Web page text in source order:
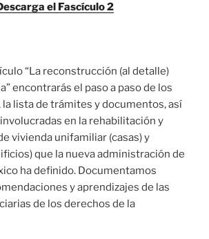
el Fascículo 2
“La reconstrucción (al detalle)
encontrarás el paso a paso de los
lista de trámites y documentos, así
en la rehabilitación y
vivienda unifamiliar (casas) y
que la nueva administración de
ha definido. Documentamos
y aprendizajes de las
de los derechos de la